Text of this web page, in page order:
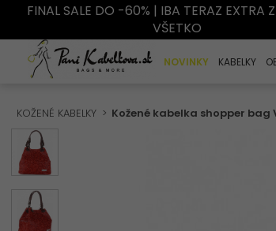
FINAL SALE DO -60% | IBA TERAZ EXTRA
VŠETKO
NOVINKY KABELKY
KOŽENÉ KABELKY Kožené kabelka shopper